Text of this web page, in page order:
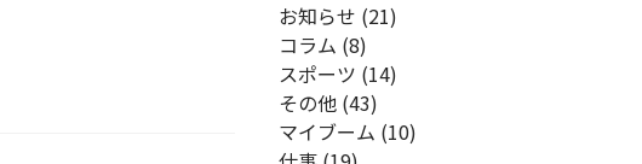
お知らせ (21)
コラム (8)
スポーツ (14)
その他 (43)
マイブーム (10)